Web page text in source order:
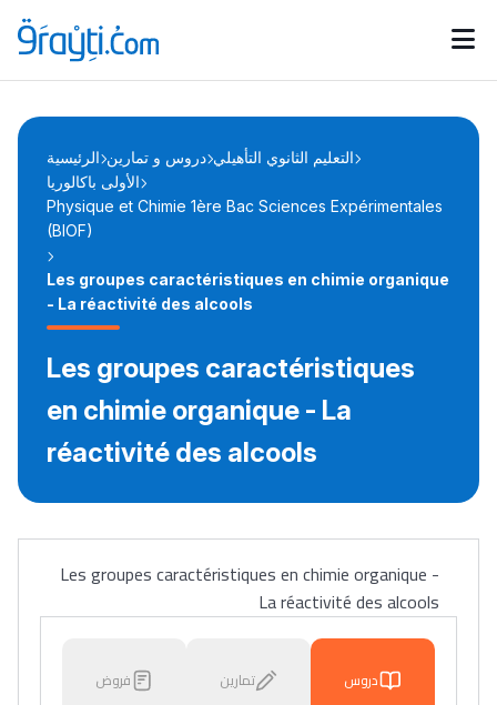
Catégories
d'actualités
Annonces bourses
الرئيسية دروس و تمارين التعليم الثانوي التأهيلي
الأولى باكالوريا
Physique et Chimie 1ère Bac Sciences Expérimentales
(BIOF)
Les groupes caractéristiques en chimie organique
- La réactivité des alcools
Les groupes caractéristiques
en chimie organique - La
réactivité des alcools
Les groupes caractéristiques en chimie organique -
La réactivité des alcools
دروس تمارين فروض